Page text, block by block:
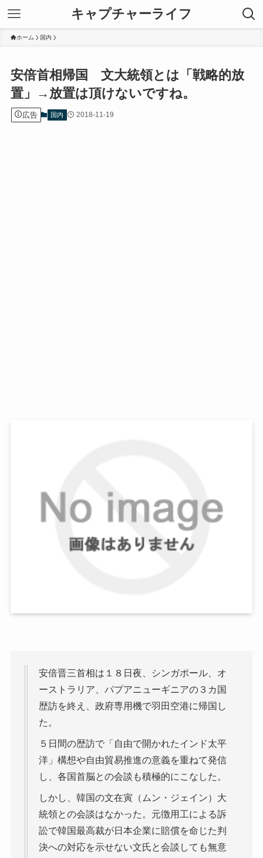
キャプチャーライフ
ホーム 国内
安倍首相帰国 文大統領とは「戦略的放
置」→放置は頂けないですね。
広告 国内 2018-11-19
安倍晋三首相は１８日夜、シンガポール、オ
ーストラリア、パプアニューギニアの３カ国
歴訪を終え、政府専用機で羽田空港に帰国し
た。
５日間の歴訪で「自由で開かれたインド太平
洋」構想や自由貿易推進の意義を重ねて発信
し、各国首脳との会談も積極的にこなした。
しかし、韓国の文在寅（ムン・ジェイン）大
統領との会談はなかった。元徴用工による訴
訟で韓国最高裁が日本企業に賠償を命じた判
決への対応を示せない文氏と会談しても無意